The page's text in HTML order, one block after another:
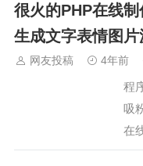
表
路
自
很火的PHP在线
生成文字表情图
网友投稿 4年前
程
吸
在
制